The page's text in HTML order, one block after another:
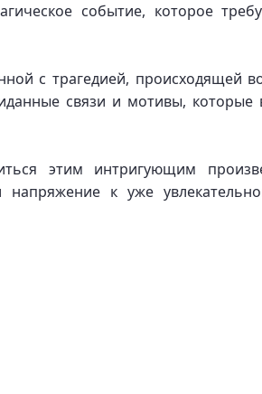
событие, которое
с трагедией, происходящей
связи и мотивы, которые
этим интригующим
напряжение к уже